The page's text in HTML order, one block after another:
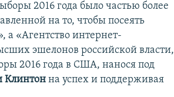
2016 года было частью более
на то, чтобы посеять
а «Агентство интернет-
эшелонов российской власти,
2016 года в США, нанося под
Клинтон на успех и поддерживая